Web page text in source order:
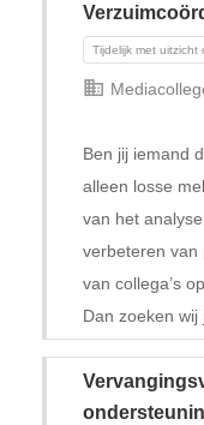
Ben jij iemand
alleen losse
van het
verbeteren van
van collega’s
Dan zoeken wij